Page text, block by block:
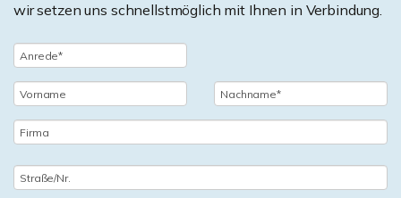
wir setzen uns schnellstmöglich mit Ihnen in Verbindung.